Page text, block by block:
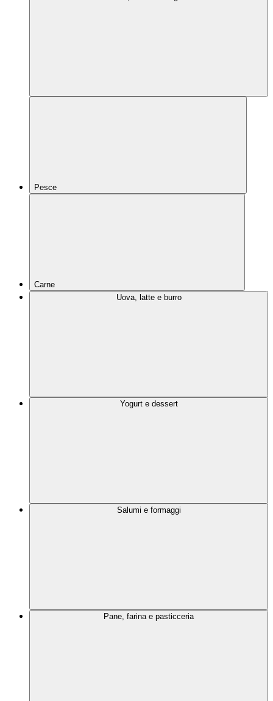
Pesce
Carne
Uova, latte e burro
Yogurt e dessert
Salumi e formaggi
Pane, farina e pasticceria